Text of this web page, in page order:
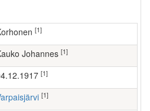
Korhonen [1]
Kauko Johannes [1]
04.12.1917 [1]
Varpaisjärvi [1]